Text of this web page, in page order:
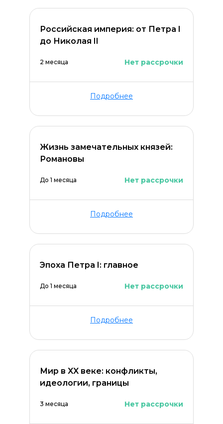
Российская империя: от Петра I
до Николая II
2 месяца Нет рассрочки
Подробнее
Жизнь замечательных князей:
Романовы
До 1 месяца Нет рассрочки
Подробнее
Эпоха Петра I: главное
До 1 месяца Нет рассрочки
Подробнее
Мир в XX веке: конфликты,
идеологии, границы
3 месяца Нет рассрочки